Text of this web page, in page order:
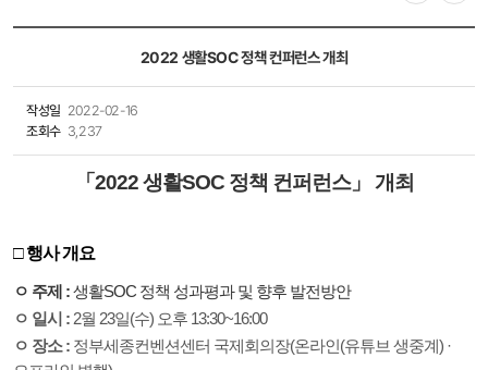
2022 생활SOC 정책 컨퍼런스 개최
작성일 2022-02-16
조회수 3,237
「2022 생활SOC 정책 컨퍼런스」 개최
□ 행사 개요
ㅇ 주제 :생활SOC 정책 성과평과 및 향후 발전방안
ㅇ 일시 : 2월 23일(수) 오후 13:30~16:00
ㅇ 장소 : 정부세종컨벤션센터 국제회의장(온라인(유튜브 생중계) ·